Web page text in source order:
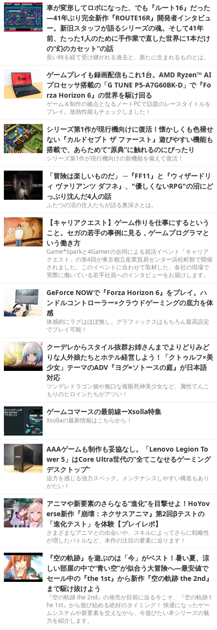
車が変形してロボになった、でも『ルート16』だった
―41年ぶり完全新作『ROUTE16R』開発者インタビュ
ー。新旧スタッフが語るシリーズの魂。そして41年
前、たった1人のために手作業で直した世界に1本だけ
の“幻のカセット”の話
長い時を経て受け継がれる過去と、新たに生まれるものとは。
ゲームプレイも録画配信もこれ1台。AMD Ryzen™ AI
プロセッサ搭載の「G TUNE P5-A7G60BK-D」で『Fo
rza Horizon 6』の世界を駆け回る
ゲーム＆制作の拠点となるノートPCで話題のレースタイトルを
プレイ。放熱性能もチェックしました！
シリーズ第1作が現行機向けに復活！懐かしくも色褪せ
ない『カルドセプト ザ ファースト』遊びやすい機能も
搭載で、あらためて“原典”に触れるのにぴったり
シリーズ第1作が現行機向けの新機能を備えて復活！
「冒険は楽しいものだ」 ─『FF11』と『ウィザードリ
ィ ヴァリアンツ ダフネ』、"優しくないRPG"の沼にど
っぷり沈んだ4人の話
ふたつの沼の住人たちが語る奥深さとは。
【キャリアクエスト】ゲーム作りを仕事にするという
こと。セガの若手の事例に見る，ゲームプログラマと
いう働き方
Game*Sparkと4Gamerの合同による就活イベント「キャリア
クエスト」の第4回が東京都立産業貿易センター浜松町館で開催
されました。このイベントに合わせて取材した、各社の現場で
実際に働いている若手社員へのインタビューをお届けします。
GeForce NOWで『Forza Horizon 6』をプレイ。ハ
ンドルコントローラー×クラウドゲーミングの底力を体
感
体感的にラグはほぼ無し。グラフィックスはもちろん最高設定
でプレイ可能！
クーデレからスタイル抜群お姉さんまでよりどりみど
りな人外娘たちとホテル経営しよう！「クトゥルフ×美
少女」テーマのADV『ヨグ=ソトースの庭』が日本語
対応
ツンデレドラゴン娘や無口な複眼死神美少女など、属性てんこ
もりのヒロインたちがアツい！
ゲームコマースの最前線ーXsolla特集
Xsollaの最新情報はこちらから！
AAAゲームも制作も妥協なし。「Lenovo Legion To
wer 5」はCore Ultra世代の“全てこなせるゲーミング
デスクトップ”
迫力を感じる強力スペック。メンテナンスしやすい構造もあり
がたい！
アニマや新要素のさらなる“進化”を目撃せよ！HoYov
erse新作『崩壊：ネクサスアニマ』第2回βテストの
「進化テスト」を体験【プレイレポ】
さまざまなアニマとの出会いや、スキルによってさらに戦略性
が増したバトルなど、本作の注目の要素に迫ります！
『空の軌跡』を遊ぶのは「今」がベスト！暑い夏、涼
しい部屋の中で“青い空”が似合う大冒険へ―最安値で
セール中の『the 1st』から新作『空の軌跡 the 2nd』
まで駆け抜けよう
『空の軌跡 the 2nd』の発売が目前に迫る今こそ、『空の軌跡 t
he 1st』から遊び始める絶好のタイミング！ 快適になったゲー
ムシステムや新要素を交えながら、今遊びたい本シリーズの魅
力を紹介します。